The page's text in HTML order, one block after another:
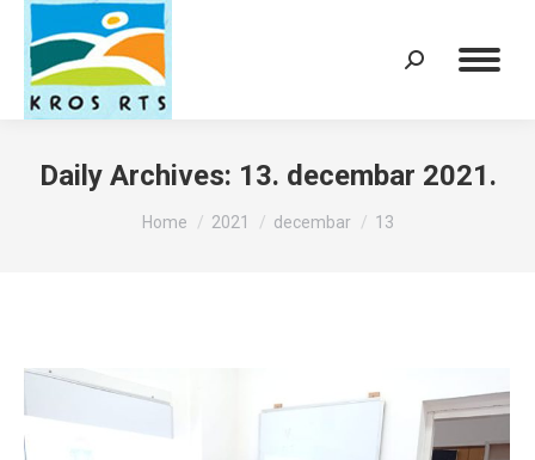
Search:
Daily Archives: 13. decembar 2021.
You are here:
Home 2021 decembar 13